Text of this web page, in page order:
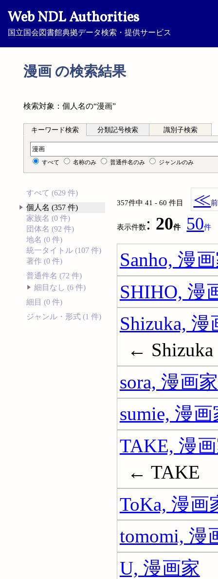
Web NDL Authorities
国立国会図書館典拠データ検索・提供サービス
漫画 の検索結果
検索対象：個人名の“漫画”
キーワード検索 分類記号検索 識別子検索
キーワード検索
すべて 名称のみ 普通件名のみ ジャンルのみ
すべて (629 件)
個人名 (357 件)
家族名 (0 件)
団体名 (92 件)
地名 (0 件)
統一タイトル (107 件)
著作 (0 件)
普通件名 (72 件)
細目なし (6 件)
細目 (0 件)
ジャンル・形式 (1 件)
357件中 41 - 60 件目 ≪前
表示件数 : 20件 50件
Sanho, 漫
SHIHO, 漫
Shizuka, 漫
← Shizuka
sora, 漫画家
sumie, 漫画
TAKE, 漫
← TAKE
ToKa, 漫画
tomomi, 漫
U, 漫画家